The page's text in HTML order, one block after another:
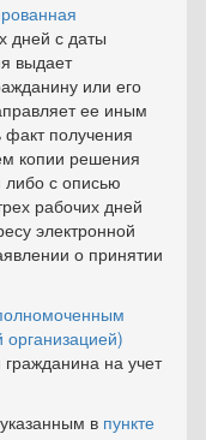
дней с даты
выдает
или его
ее иным
получения
копии решения
с описью
рабочих дней
электронной
о принятии
на учет
в пункте